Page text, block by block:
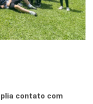
contato com